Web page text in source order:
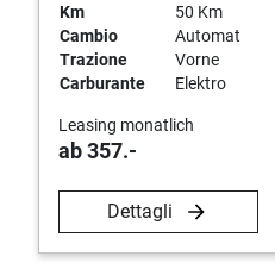
Km
50 Km
Cambio
Automat
Trazione
Vorne
Carburante
Elektro
Leasing monatlich
ab 357.-
Dettagli